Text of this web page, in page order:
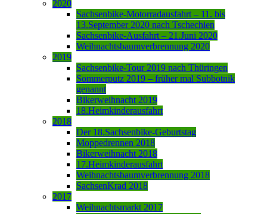
2020
Sachsenbike-Motorradausfahrt – 11. bis
13.September 2020 nach Tschechien
Sachsenbike-Ausfahrt – 21.Juni 2020
Weihnachtsbaumverbrennung 2020
2019
Sachsenbike-Tour 2019 nach Thüringen
Sommerputz 2019 – früher mal Subbotnik
genannt
Bikerweihnacht 2019
18.Heimkinderausfahrt
2018
Der 18.Sachsenbike-Geburtstag
Moppedrennen 2018
Bikerweihnacht 2018
17.Heimkinderausfahrt
Weihnachtsbaumverbrennung 2018
SachsenKrad 2018
2017
Weihnachtsmarkt 2017